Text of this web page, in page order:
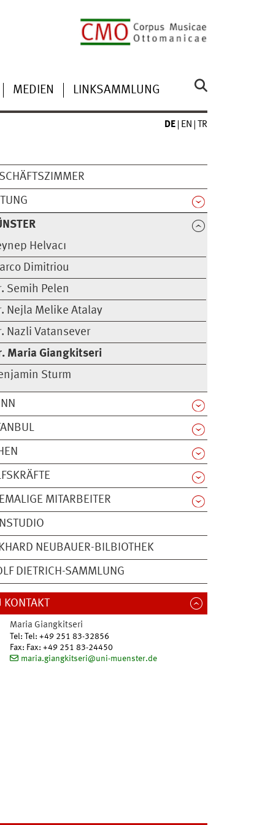
MEDIEN LINKSAMMLUNG
DE EN TR
Helvacı
Dimitriou
Semih Pelen
Nejla Melike Atalay
Nazli Vatansever
Maria Giangkitseri
Sturm
MITARBEITER
NEUBAUER-BILBIOTHEK
DIETRICH-SAMMLUNG
KONTAKT
Maria Giangkitseri
Tel:
Tel: +49 251 83-32856
Fax: Fax: +49 251 83-24450
maria.giangkitseri@uni-muenster.de